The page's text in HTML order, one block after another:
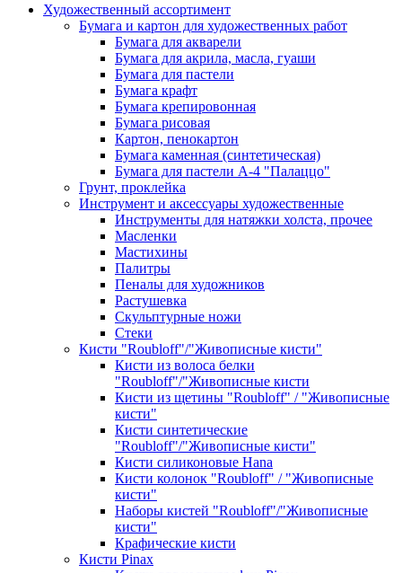
Художественный ассортимент
Бумага и картон для художественных работ
Бумага для акварели
Бумага для акрила, масла, гуаши
Бумага для пастели
Бумага крафт
Бумага крепировонная
Бумага рисовая
Картон, пенокартон
Бумага каменная (синтетическая)
Бумага для пастели А-4 "Палаццо"
Грунт, проклейка
Инструмент и аксессуары художественные
Инструменты для натяжки холста, прочее
Масленки
Мастихины
Палитры
Пеналы для художников
Растушевка
Скульптурные ножи
Стеки
Кисти "Roubloff"/"Живописные кисти"
Кисти из волоса белки
"Roubloff"/"Живописные кисти
Кисти из щетины "Roubloff" / "Живописные
кисти"
Кисти синтетические
"Roubloff"/"Живописные кисти"
Кисти силиконовые Hana
Кисти колонок "Roubloff" / "Живописные
кисти"
Наборы кистей "Roubloff"/"Живописные
кисти"
Крафические кисти
Кисти Pinax